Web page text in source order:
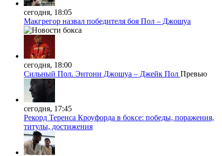
сегодня, 18:05
Макгрегор назвал победителя боя Пол – Джошуа
сегодня, 18:00
Сильный Пол. Энтони Джошуа – Джейк Пол Превью
сегодня, 17:45
Рекорд Теренса Кроуфорда в боксе: победы, поражения,
титулы, достижения